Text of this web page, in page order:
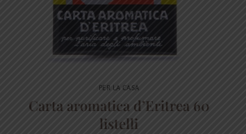
PER LA CASA
Carta aromatica d’Eritrea 60
listelli